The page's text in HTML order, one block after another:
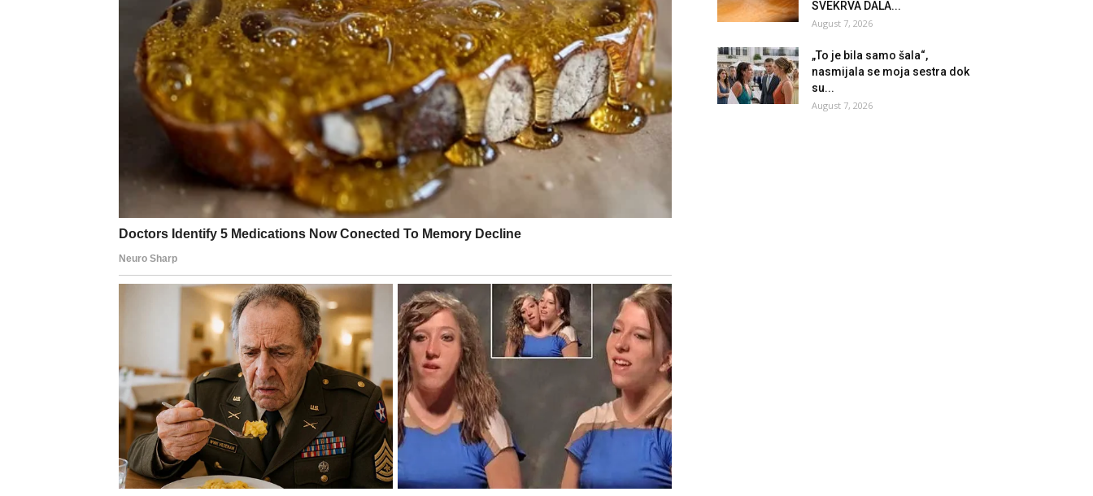
SVEKRVA DALA...
August 7, 2026
„To je bila samo šala“,
nasmijala se moja sestra dok
su...
August 7, 2026